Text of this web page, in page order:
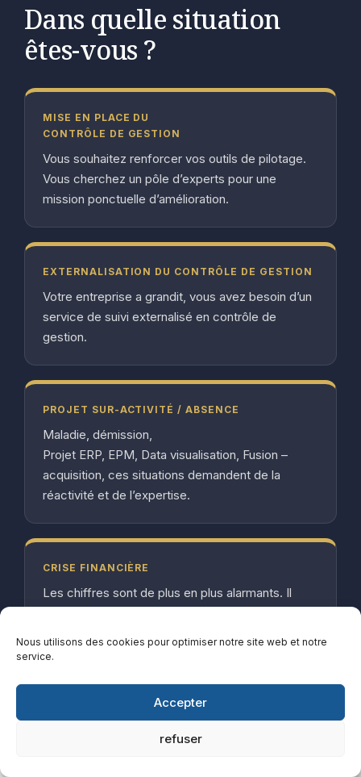
Nous utilisons des cookies pour optimiser notre site web et notre
service.
Accepter
refuser
Dans quelle situation
êtes-vous ?
MISE EN PLACE DU
CONTRÔLE DE GESTION
Vous souhaitez renforcer vos outils de pilotage.
Vous cherchez un pôle d’experts pour une
mission ponctuelle d’amélioration.
EXTERNALISATION DU CONTRÔLE DE GESTION
Votre entreprise a grandit, vous avez besoin d’un
service de suivi externalisé en contrôle de
gestion.
PROJET SUR-ACTIVITÉ / ABSENCE
Maladie, démission,
Projet ERP, EPM, Data visualisation, Fusion –
acquisition, ces situations demandent de la
réactivité et de l’expertise.
CRISE FINANCIÈRE
Les chiffres sont de plus en plus alarmants. Il